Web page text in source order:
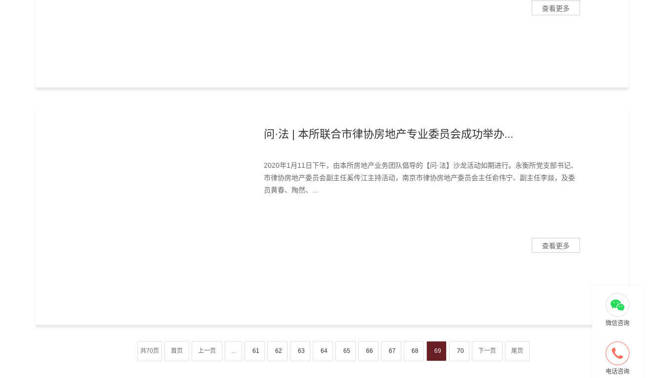
查看更多
问·法 | 本所联合市律协房地产专业委员会成功举办...
2020年1月11日下午，由本所房地产业务团队倡导的【问·法】沙龙活动如期进行。永衡所党支部书记、
市律协房地产委员会副主任奚传江主持活动，南京市律协房地产委员会主任俞伟宁、副主任李燚，及委
员黄春、陶然、...
查看更多
共70页 首页 上一页 ... 61 62 63 64 65 66 67 68 69 70 下一页 尾页
微信咨询
电话咨询